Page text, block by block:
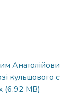
кульшового
(6.92 MB)